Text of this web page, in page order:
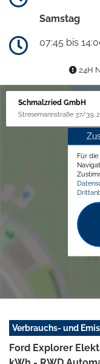
Samstag
07:45 bis
24H
Schmalzried GmbH
Stresemannstraße 37/39,
Für
Verbrauchs- und
Ford Explorer